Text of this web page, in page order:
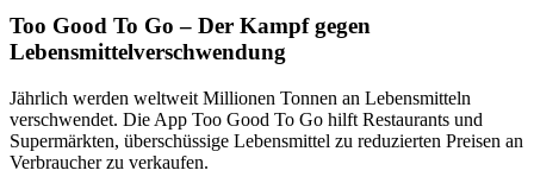
Too Good To Go – Der Kampf gegen
Lebensmittelverschwendung
Jährlich werden weltweit Millionen Tonnen an Lebensmitteln
verschwendet. Die App Too Good To Go hilft Restaurants und
Supermärkten, überschüssige Lebensmittel zu reduzierten Preisen an
Verbraucher zu verkaufen.